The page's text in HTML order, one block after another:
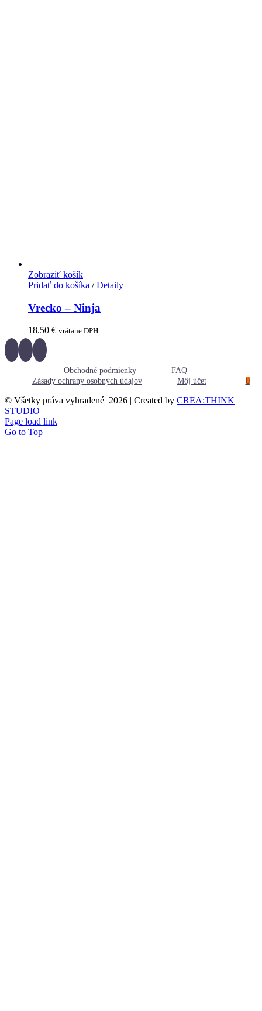
Zobraziť košík
Pridať do košíka / Detaily
Vrecko – Ninja
18.50 € vrátane DPH
Obchodné podmienky
FAQ
Zásady ochrany osobných údajov
Môj účet 0
© Všetky práva vyhradené 2026 | Created by CREA:THINK
STUDIO
Page load link
Go to Top